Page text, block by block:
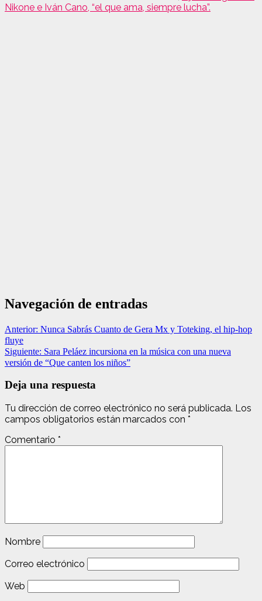
Nikone e Iván Cano, “el que ama, siempre lucha”.
Navegación de entradas
Anterior: Nunca Sabrás Cuanto de Gera Mx y Toteking, el hip-hop
fluye
Siguiente: Sara Peláez incursiona en la música con una nueva
versión de “Que canten los niños”
Deja una respuesta
Tu dirección de correo electrónico no será publicada. Los
campos obligatorios están marcados con *
Comentario *
Nombre
Correo electrónico
Web